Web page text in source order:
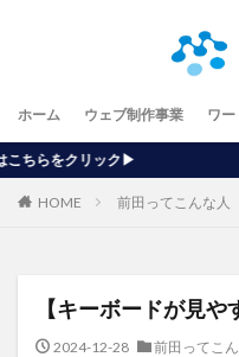
ホーム ウェブ制作事業 ワ
HOME 前田ってこんな人
【キーボードが見
2024-12-28
前田ってこ